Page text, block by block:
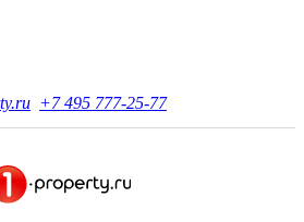
+7 495 777-25-77